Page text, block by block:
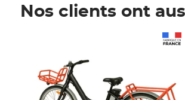
Nos clients ont